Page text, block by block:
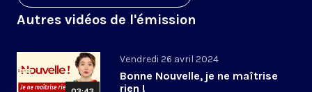
Autres vidéos de l'émission
Vendredi 26 avril 2024
Bonne Nouvelle, je ne maîtrise
rien !